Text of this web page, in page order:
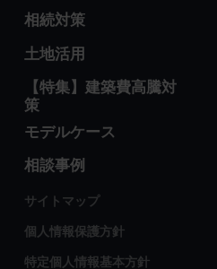
相続対策
土地活用
【特集】建築費高騰対
策
モデルケース
相談事例
サイトマップ
個人情報保護方針
特定個人情報基本方針